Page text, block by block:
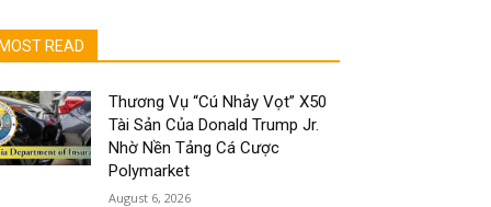
MOST READ
Thương Vụ “Cú Nhảy Vọt” X50
Tài Sản Của Donald Trump Jr.
Nhờ Nền Tảng Cá Cược
Polymarket
August 6, 2026